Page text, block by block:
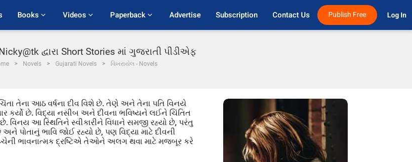
Books Videos Paperback Advertise Subscription Contact Us Publish Free Log In
દ્વારા Short Stories માં ગુજરાતી પીડીએફ
Novels Gujarati Novels વિખરાયેલ - Novels
તેના આઠ વર્ષના દીવ વિશે છે. તેણે અને તેના પતિ વિનયે
કર્યો છે. વિદ્યા નસીબ અને દીવના ભવિષ્યને લઈને ચિંતિત
છે. વિનય આ સ્થિતિને સ્વીકારીને વિધાને સમજી રહ્યો છે, પરંતુ
પોતાનું ભાવિ જોઈ રહ્યો છે, પણ વિદ્યા માટે દીવની
ભાવનાત્મક દ્રષ્ટિએ તેઓને અલગ થવા માટે મજબૂર કરે